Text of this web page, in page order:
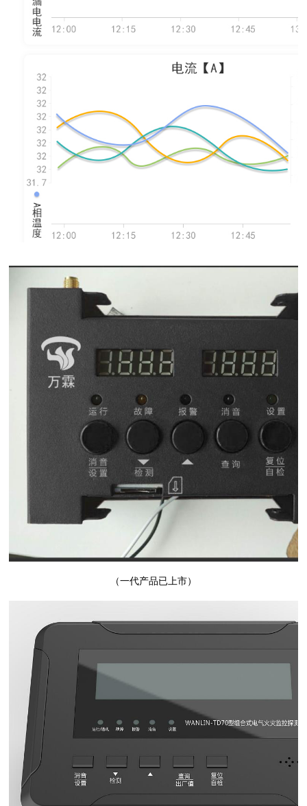
（一代产品已上市）